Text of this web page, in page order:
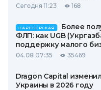
Сегодня 11:23 168
ПАРТНЕРСКАЯ
Более
ФЛП: как UGB
поддержку малого
04.08 07:35 35469
Dragon Capital
Украины в 2026 году